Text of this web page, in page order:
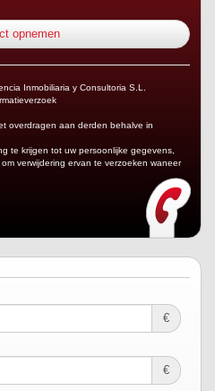
Inmobiliaria y Consultoria S.L.
overdragen aan derden behalve in
te krijgen tot uw persoonlijke gegevens,
verwijdering ervan te verzoeken waneer
€
€